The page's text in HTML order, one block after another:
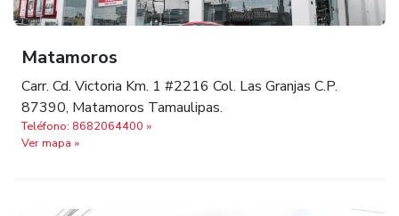
Matamoros
Carr. Cd. Victoria Km. 1 #2216 Col. Las Granjas C.P.
87390, Matamoros Tamaulipas.
Teléfono: 8682064400 »
Ver mapa »